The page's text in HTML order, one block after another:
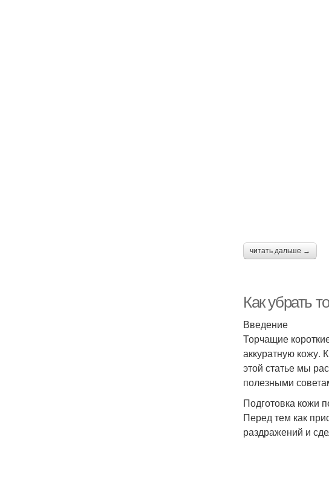
читать дальше →
Как убрать
Введение
Торчащие
аккуратную кожу.
этой статье мы
полезными
Подготовка кожи
Перед тем как
раздражений и